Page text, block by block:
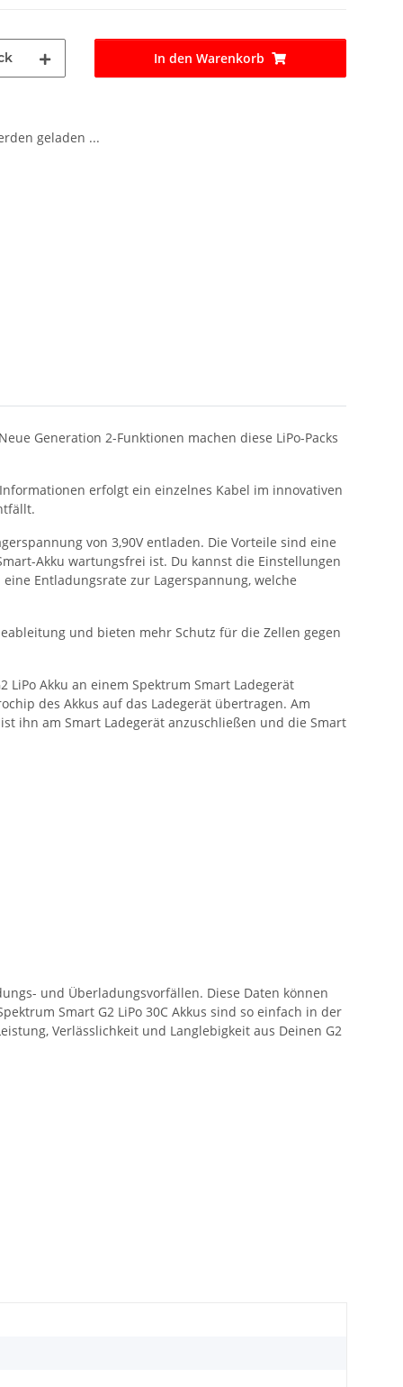
In den Warenkorb
geladen ...
Generation 2-Funktionen machen diese LiPo-Packs
erfolgt ein einzelnes Kabel im innovativen
von 3,90V entladen. Die Vorteile sind eine
Akku wartungsfrei ist. Du kannst die Einstellungen
Entladungsrate zur Lagerspannung, welche
und bieten mehr Schutz für die Zellen gegen
Akku an einem Spektrum Smart Ladegerät
des Akkus auf das Ladegerät übertragen. Am
ihn am Smart Ladegerät anzuschließen und die Smart
und Überladungsvorfällen. Diese Daten können
Smart G2 LiPo 30C Akkus sind so einfach in der
Verlässlichkeit und Langlebigkeit aus Deinen G2